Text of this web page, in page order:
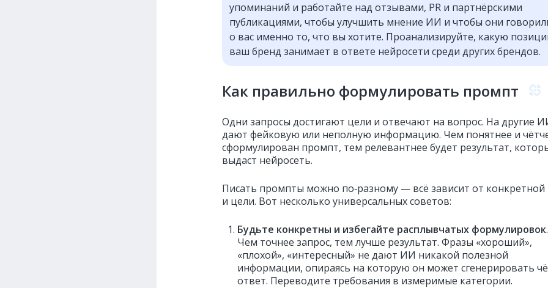
упоминаний и работайте над отзывами, PR и партнёрскими
публикациями, чтобы улучшить мнение ИИ и чтобы они
о вас именно то, что вы хотите. Проанализируйте, какую
ваш бренд занимает в ответе нейросети среди других брендов.
Как правильно формулировать промпт
Одни запросы достигают цели и отвечают на вопрос. На другие
дают фейковую или неполную информацию. Чем понятнее и
сформулирован промпт, тем релевантнее будет результат,
выдаст нейросеть.
Писать промпты можно по‑разному — всё зависит от
и цели. Вот несколько универсальных советов:
Будьте конкретны и избегайте расплывчатых формулировок.
Чем точнее запрос, тем лучше результат. Фразы «хороший»,
«плохой», «интересный» не дают ИИ никакой полезной
информации, опираясь на которую он может сгенерировать
ответ. Переводите требования в измеримые категории.